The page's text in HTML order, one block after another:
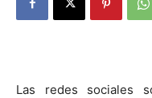
Las redes sociales